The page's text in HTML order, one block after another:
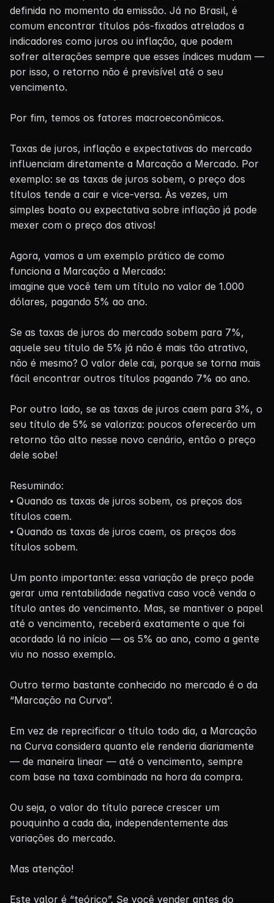
definida no momento da emissão. Já no Brasil, é
comum encontrar títulos pós-fixados atrelados a
indicadores como juros ou inflação, que podem
sofrer alterações sempre que esses índices mudam —
por isso, o retorno não é previsível até o seu
vencimento.
Por fim, temos os fatores macroeconômicos.
Taxas de juros, inflação e expectativas do mercado
influenciam diretamente a Marcação a Mercado. Por
exemplo: se as taxas de juros sobem, o preço dos
títulos tende a cair e vice-versa. Às vezes, um
simples boato ou expectativa sobre inflação já pode
mexer com o preço dos ativos!
Agora, vamos a um exemplo prático de como
funciona a Marcação a Mercado:
imagine que você tem um título no valor de 1.000
dólares, pagando 5% ao ano.
Se as taxas de juros do mercado sobem para 7%,
aquele seu título de 5% já não é mais tão atrativo,
não é mesmo? O valor dele cai, porque se torna mais
fácil encontrar outros títulos pagando 7% ao ano.
Por outro lado, se as taxas de juros caem para 3%, o
seu título de 5% se valoriza: poucos oferecerão um
retorno tão alto nesse novo cenário, então o preço
dele sobe!
Resumindo:
⦁ Quando as taxas de juros sobem, os preços dos
títulos caem.
⦁ Quando as taxas de juros caem, os preços dos
títulos sobem.
Um ponto importante: essa variação de preço pode
gerar uma rentabilidade negativa caso você venda o
título antes do vencimento. Mas, se mantiver o papel
até o vencimento, receberá exatamente o que foi
acordado lá no início — os 5% ao ano, como a gente
viu no nosso exemplo.
Outro termo bastante conhecido no mercado é o da
“Marcação na Curva”.
Em vez de reprecificar o título todo dia, a Marcação
na Curva considera quanto ele renderia diariamente
— de maneira linear — até o vencimento, sempre
com base na taxa combinada na hora da compra.
Ou seja, o valor do título parece crescer um
pouquinho a cada dia, independentemente das
variações do mercado.
Mas atenção!
Este valor é “teórico”. Se você vender antes do